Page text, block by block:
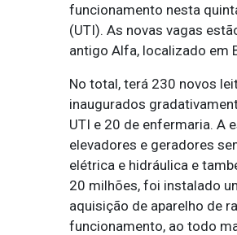
funcionamento nesta
(UTI). As novas vagas
antigo Alfa, localizado em
No total, terá 230 novos
inaugurados
UTI e 20 de enfermaria. A
elevadores e geradores
elétrica e hidráulica e
20 milhões, foi instalado
aquisição de aparelho de
funcionamento, ao todo